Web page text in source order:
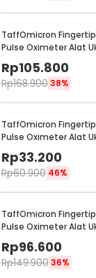
TaffOmicron Fingertip
Pulse Oximeter Alat
Saturasi Oksigen
YK-80B
Rp105.800
Rp168.900 38%
TaffOmicron Fingertip
Pulse Oximeter Alat
Saturasi Oksigen
A6
Rp33.200
Rp60.900 46%
TaffOmicron Fingertip
Pulse Oximeter Alat
Saturasi Oksigen
PO-A2AO
Rp96.600
Rp149.900 36%